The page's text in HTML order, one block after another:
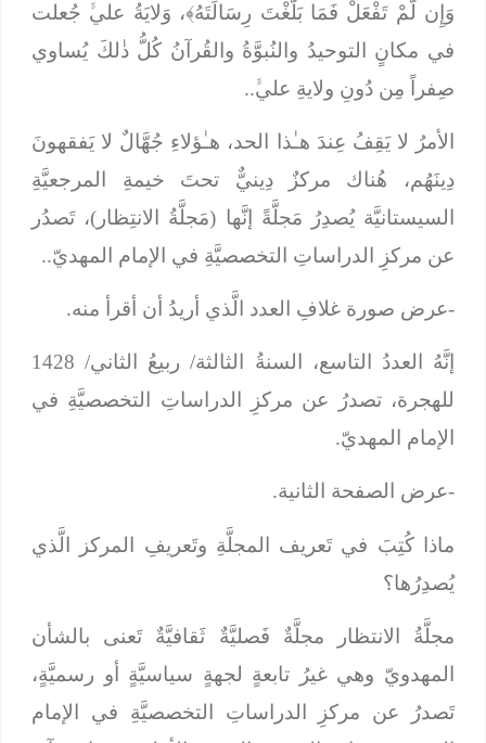
وَإِن لَّمْ تَفْعَلْ فَمَا بَلَّغْتَ رِسَالَتَهُ﴾، وَلايَةُ عليﱟ جُعلت
في مكانٍ التوحيدُ والنُبوَّةُ والقُرآنُ كُلُّ ذٰلكَ يُساوي
صِفراً مِن دُونِ ولايةِ عليﱟ..
الأمرُ لا يَقِفُ عِندَ هـٰذا الحد، هـٰؤلاءِ جُهَّالٌ لا يَفقهونَ
دِينَهُم، هُناك مركزٌ دِينيٌّ تحتَ خيمةِ المرجعيَّةِ
السيستانيَّة يُصدِرُ مَجلَّةً إنَّها (مَجلَّةُ الانتِظار)، تَصدُر
عن مركزِ الدراساتِ التخصصيَّةِ في الإمام المهديّ..
-عرض صورة غلافِ العدد الَّذي أريدُ أن أقرأ منه.
إنَّهُ العددُ التاسع، السنةُ الثالثة/ ربيعُ الثاني/ 1428
للهجرة، تصدرُ عن مركزِ الدراساتِ التخصصيَّةِ في
الإمام المهديّ.
-عرض الصفحة الثانية.
ماذا كُتِبَ في تَعريف المجلَّةِ وتَعريفِ المركز الَّذي
يُصدِرُها؟
مجلَّةُ الانتظار مجلَّةٌ فَصليَّةٌ ثَقافيَّةٌ تَعنى بالشأن
المهدويّ وهي غيرُ تابعةٍ لجهةٍ سياسيَّةٍ أو رسميَّةٍ،
تَصدرُ عن مركزِ الدراساتِ التخصصيَّةِ في الإمام